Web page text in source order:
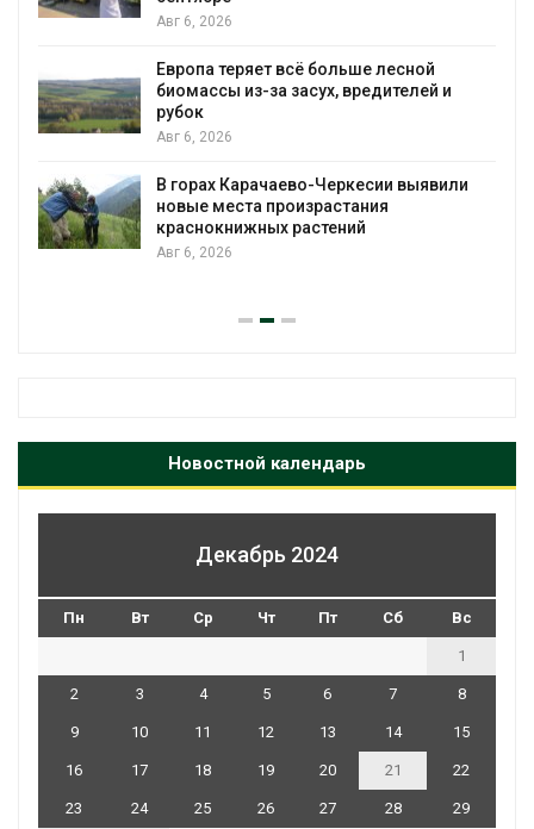
В Ирбите начнут расчистку Ницы
рекордного дождевого паводка
Авг 6, 2026
В Домодедове ликвидируют
последствия разлива химикатов
пожара на складе
Авг 6, 2026
Новостной календарь
Декабрь 2024
Пн Вт Ср Чт Пт Сб Вс
1
2 3 4 5 6 7 8
9 10 11 12 13 14 15
16 17 18 19 20 21 22
23 24 25 26 27 28 29